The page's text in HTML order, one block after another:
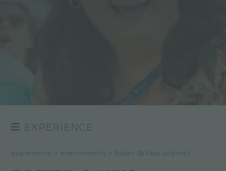
EXPERIENCE
expérience > evénements > foster @ kbis orlando